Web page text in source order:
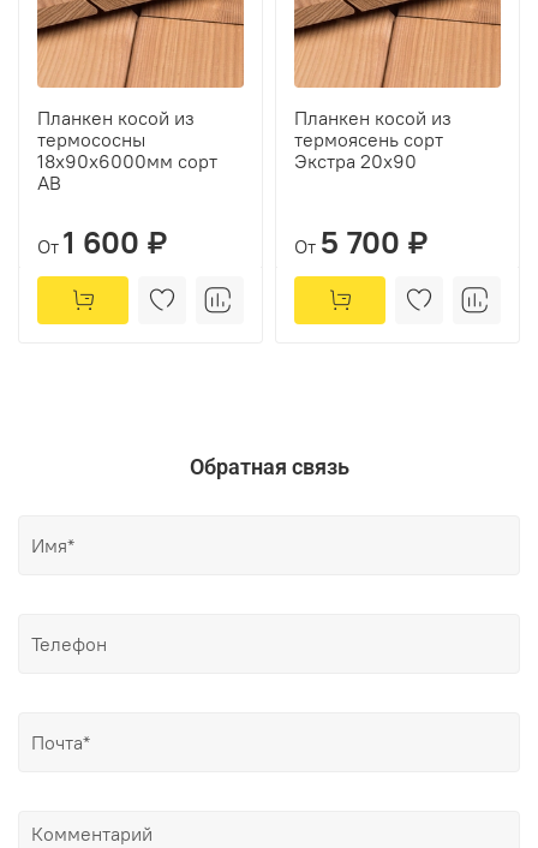
Планкен косой из
термососны
18х90х6000мм сорт
АВ
От 1 600 ₽
Планкен косой из
термоясень сорт
Экстра 20х90
От 5 700 ₽
Обратная связь